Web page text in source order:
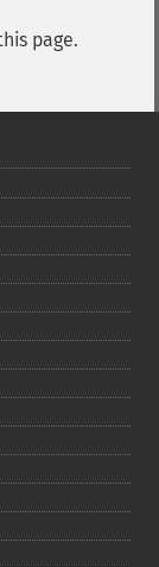
page.